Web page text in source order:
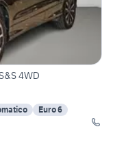
4WD
Euro 6